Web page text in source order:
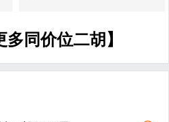
多同价位二胡】